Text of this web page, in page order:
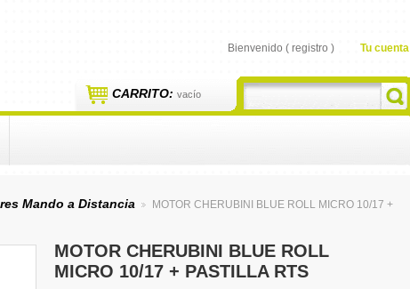
CARRITO: vacío
Tu cuenta
Bienvenido ( registro )
Mando a Distancia
MOTOR CHERUBINI BLUE ROLL MICRO 10/17 +
MOTOR CHERUBINI BLUE ROLL
MICRO 10/17 + PASTILLA RTS